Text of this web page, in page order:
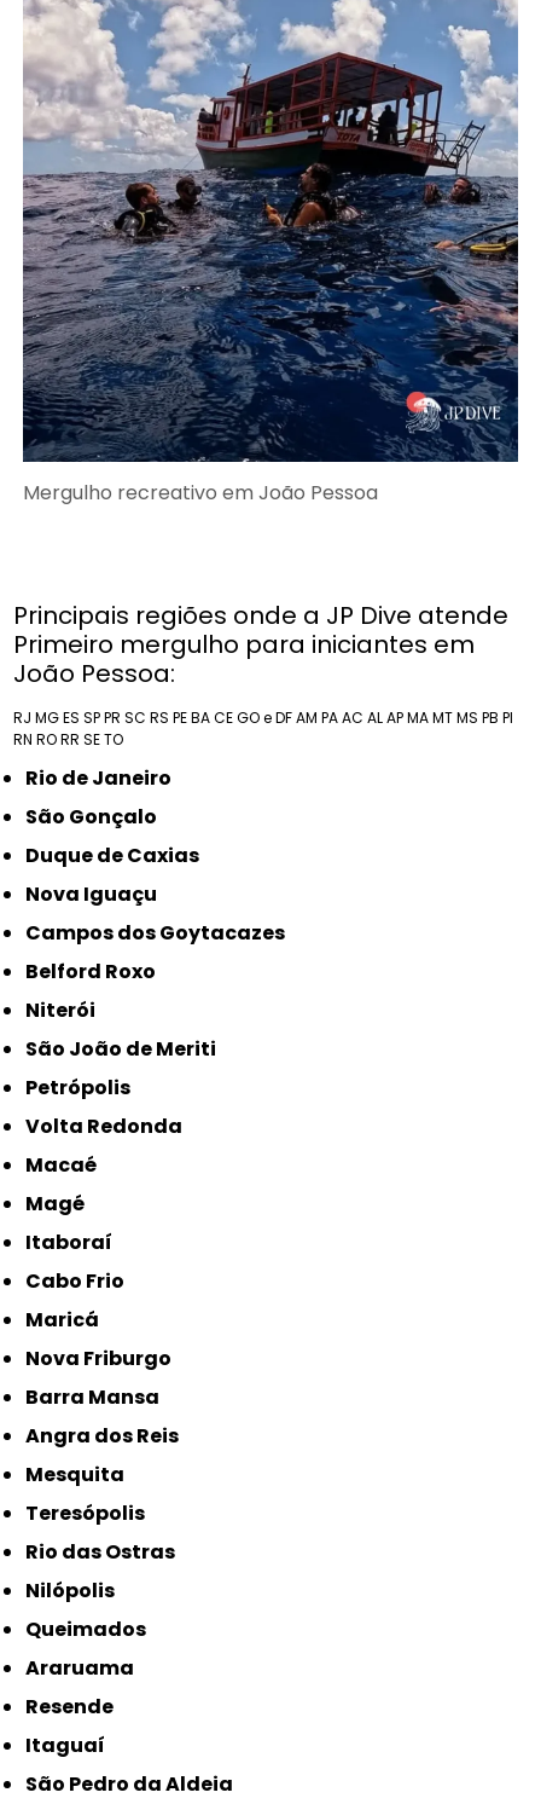
Mergulho recreativo em João Pessoa
Principais regiões onde a JP Dive atende
Primeiro mergulho para iniciantes em
João Pessoa:
RJ MGES SPPR SC RS PEBACEGO e DFAM PAAC ALAPMAMTMS PB PI
RN RORR SETO
Rio de Janeiro
São Gonçalo
Duque de Caxias
Nova Iguaçu
Campos dos Goytacazes
Belford Roxo
Niterói
São João de Meriti
Petrópolis
Volta Redonda
Macaé
Magé
Itaboraí
Cabo Frio
Maricá
Nova Friburgo
Barra Mansa
Angra dos Reis
Mesquita
Teresópolis
Rio das Ostras
Nilópolis
Queimados
Araruama
Resende
Itaguaí
São Pedro da Aldeia